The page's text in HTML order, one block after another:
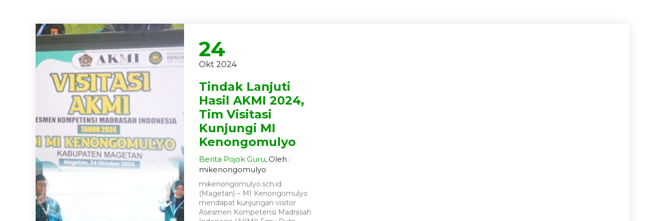
24
Okt 2024
Tindak Lanjuti
Hasil AKMI 2024,
Tim Visitasi
Kunjungi MI
Kenongomulyo
Berita Pojok Guru, Oleh :
mikenongomulyo
mikenongomulyo.sch.id
(Magetan) – MI Kenongomulyo
mendapat kunjungan visitor
Asesmen Kompetensi Madrasah